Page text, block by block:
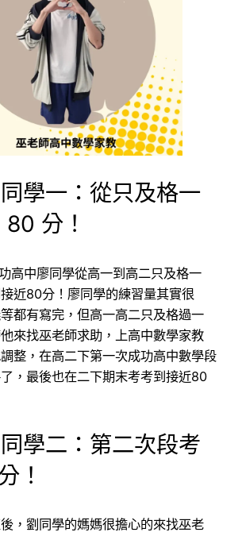
學一：從只及格一
分！
高中廖同學從高一到高二只及格一
近80分！廖同學的練習量其實很
都有寫完，但高一高二只及格過一
來找巫老師求助，上高中數學家教
整，在高二下第一次成功高中數學段
，最後也在二下期末考考到接近80
學二：第二次段考
！
，劉同學的媽媽很擔心的來找巫老